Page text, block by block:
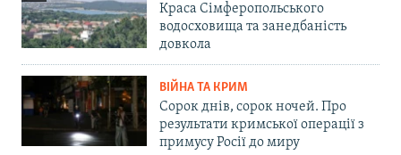
Краса Сімферопольського
водосховища та занедбаність
довкола
ВІЙНА ТА КРИМ
Сорок днів, сорок ночей. Про
результати кримської операції з
примусу Росії до миру